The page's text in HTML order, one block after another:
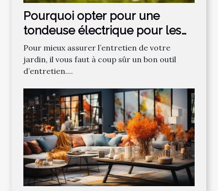
Pourquoi opter pour une
tondeuse électrique pour les
gazons ?
Pour mieux assurer l’entretien de votre
jardin, il vous faut à coup sûr un bon outil
d’entretien....